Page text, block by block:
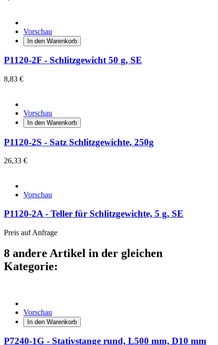
Vorschau
In den Warenkorb
P1120-2F - Schlitzgewicht 50 g, SE
8,83 €
Vorschau
In den Warenkorb
P1120-2S - Satz Schlitzgewichte, 250g
26,33 €
Vorschau
P1120-2A - Teller für Schlitzgewichte, 5 g, SE
Preis auf Anfrage
8 andere Artikel in der gleichen
Kategorie:
Vorschau
In den Warenkorb
P7240-1G - Stativstange rund, L500 mm, D10 mm